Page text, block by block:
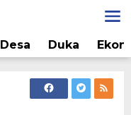
Desa Duka